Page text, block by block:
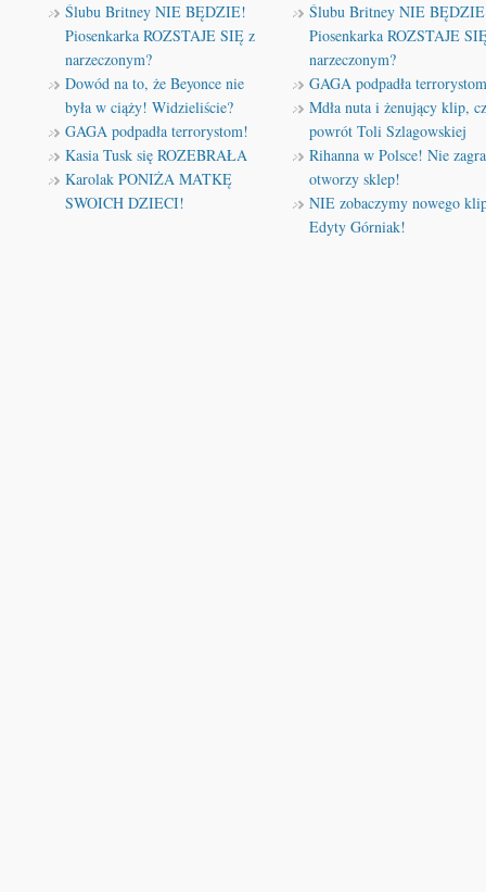
Ślubu Britney NIE BĘDZIE!
Piosenkarka ROZSTAJE SIĘ z
narzeczonym?
Dowód na to, że Beyonce nie
była w ciąży! Widzieliście?
GAGA podpadła terrorystom!
Kasia Tusk się ROZEBRAŁA
Karolak PONIŻA MATKĘ
SWOICH DZIECI!
Ślubu Britney NIE
Piosenkarka ROZSTAJE
narzeczonym?
GAGA podpadła
Mdła nuta i żenujący klip,
powrót Toli Szlagowskiej
Rihanna w Polsce! Nie
otworzy sklep!
NIE zobaczymy nowego
Edyty Górniak!